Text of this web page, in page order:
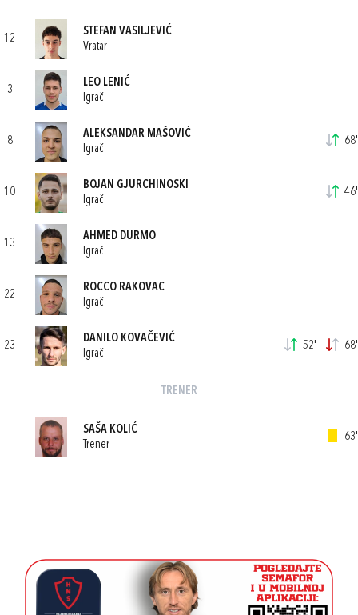
12
STEFAN VASILJEVIĆ
Vratar
3
LEO LENIĆ
Igrač
8
ALEKSANDAR MAŠOVIĆ
Igrač
68'
10
BOJAN GJURCHINOSKI
Igrač
46'
13
AHMED DURMO
Igrač
22
ROCCO RAKOVAC
Igrač
23
DANILO KOVAČEVIĆ
Igrač
52' 68'
TRENER
SAŠA KOLIĆ
Trener
63'